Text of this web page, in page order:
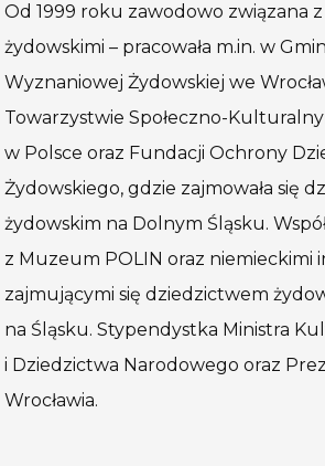
Od 1999 roku zawodowo związana
żydowskimi – pracowała m.in. w
Wyznaniowej Żydowskiej we
Towarzystwie Społeczno-
w Polsce oraz Fundacji Ochrony
Żydowskiego, gdzie zajmowała się
żydowskim na Dolnym Śląsku.
z Muzeum POLIN oraz niemieckimi
zajmującymi się dziedzictwem
na Śląsku. Stypendystka Ministra
i Dziedzictwa Narodowego oraz
Wrocławia.